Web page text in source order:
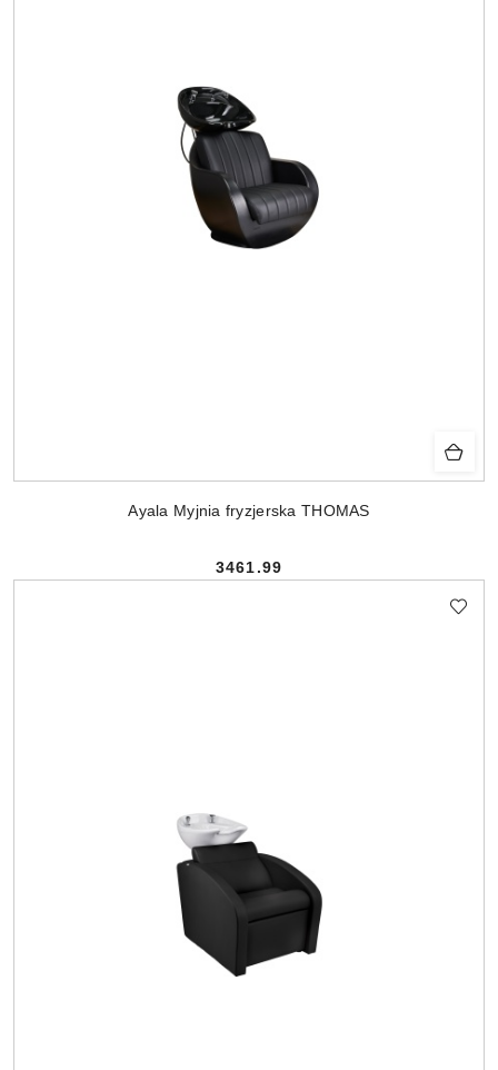
Ayala Myjnia fryzjerska THOMAS
Cena:
3461.99